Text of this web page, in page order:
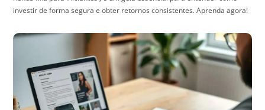
investir de forma segura e obter retornos consistentes. Aprenda agora!